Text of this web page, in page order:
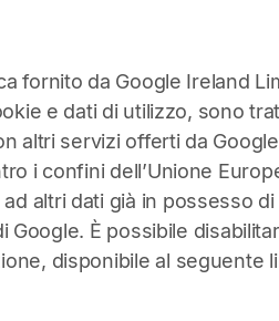
fornito da Google Ireland
e dati di utilizzo, sono
altri servizi offerti da
i confini dell’Unione
altri dati già in possesso
È possibile
disponibile al seguente